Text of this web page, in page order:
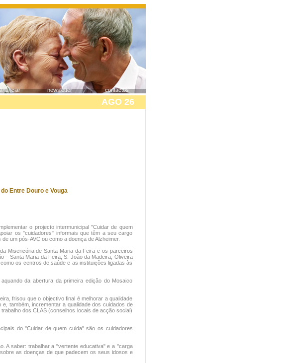
newsletter contactos
AGO 26
Entre Douro e Vouga
o projecto intermunicipal "Cuidar de quem
os "cuidadores" informais que têm a seu cargo
um pós-AVC ou como a doença de Alzheimer.
Misericória de Santa Maria da Feira e os parceiros
– Santa Maria da Feira, S. João da Madeira, Oliveira
os centros de saúde e as instituições ligadas às
da abertura da primeira edição do Mosaico
frisou que o objectivo final é melhorar a qualidade
também, incrementar a qualidade dos cuidados de
dos CLAS (conselhos locais de acção social)
do "Cuidar de quem cuida" são os cuidadores
A saber: trabalhar a "vertente educativa" e a "carga
as doenças de que padecem os seus idosos e